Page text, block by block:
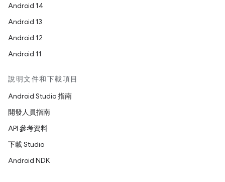
Android 14
Android 13
Android 12
Android 11
說明文件和下載項目
Android Studio 指南
開發人員指南
API 參考資料
下載 Studio
Android NDK